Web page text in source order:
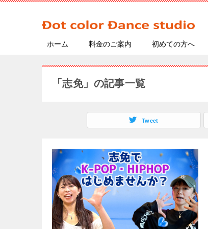
ホーム 料金のご案内 初めての方へ
「志免」の記事一覧
Tweet